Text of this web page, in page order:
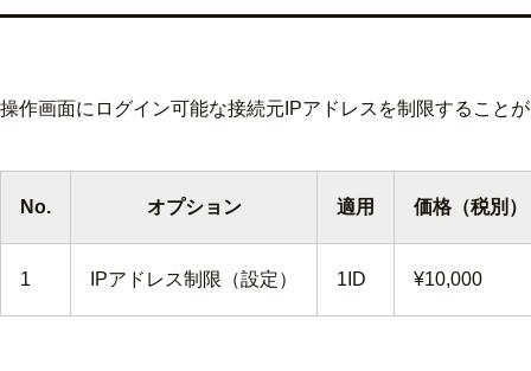
操作画面にログイン可能な接続元IPアドレスを制限すること
No. オプション 適用 価格（税別）
1 IPアドレス制限（設定） 1ID ¥10,000